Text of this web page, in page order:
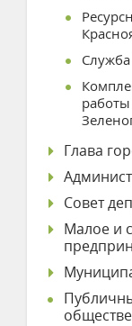
Глава
Совет
Малое и